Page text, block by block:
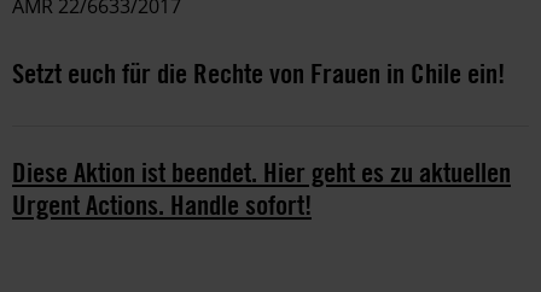
AMR 22/6633/2017
Setzt euch für die Rechte von Frauen in Chile ein!
Diese Aktion ist beendet. Hier geht es zu aktuellen
Urgent Actions. Handle sofort!